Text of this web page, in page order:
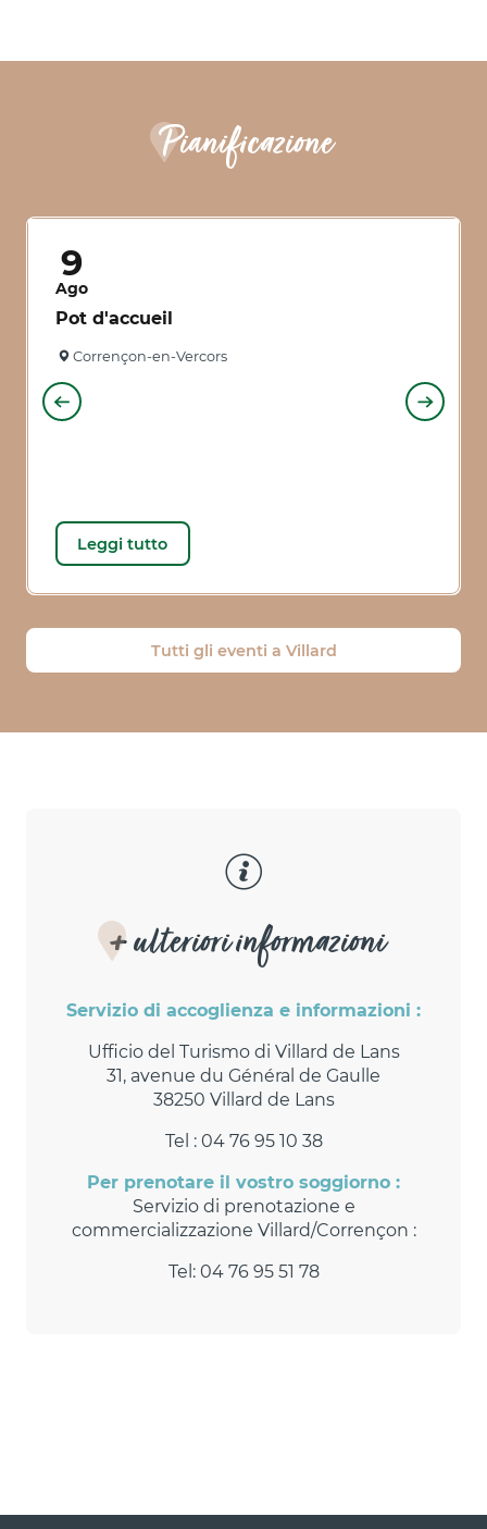
Pianificazione
9
Ago
Pot d'accueil
Corrençon-en-Vercors
Leggi tutto
Tutti gli eventi a Villard
+ ulteriori informazioni
Servizio di accoglienza e informazioni :
Ufficio del Turismo di Villard de Lans
31, avenue du Général de Gaulle
38250 Villard de Lans
Tel : 04 76 95 10 38
Per prenotare il vostro soggiorno :
Servizio di prenotazione e
commercializzazione Villard/Corrençon :
Tel: 04 76 95 51 78